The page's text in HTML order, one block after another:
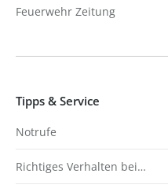
Feuerwehr Zeitung
Tipps & Service
Notrufe
Richtiges Verhalten bei…